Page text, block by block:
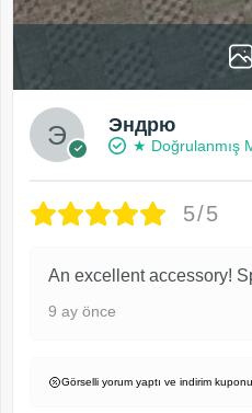
Эндрю
★ Doğrulanmış
5/5
An excellent accessory!
9 ay önce
Görselli yorum yaptı ve indirim